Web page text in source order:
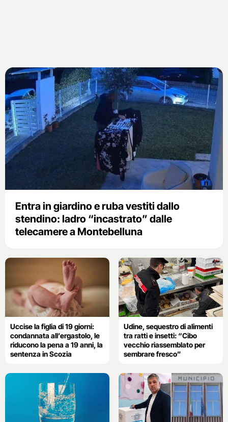
Entra in giardino e ruba vestiti dallo
stendino: ladro “incastrato” dalle
telecamere a Montebelluna
Uccise la figlia di 19 giorni:
condannata all’ergastolo, le
riducono la pena a 19 anni, la
sentenza in Scozia
Udine, sequestro di alimenti
tra ratti e insetti: “Cibo
vecchio riassemblato per
sembrare fresco”